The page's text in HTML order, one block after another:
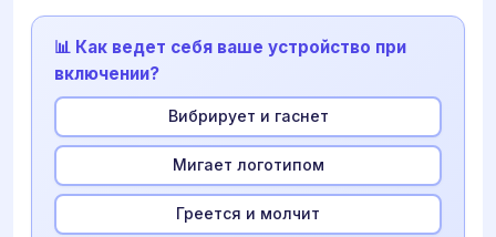
📊 Как ведет себя ваше устройство при
включении?
Вибрирует и гаснет
Мигает логотипом
Греется и молчит